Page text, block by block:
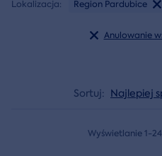
Lokalizacja: Region Pardubice
Anulowanie
Sortuj: Najlepiej
Wyświetlanie 1-